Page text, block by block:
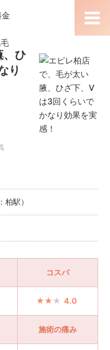
、ひ
り
柏駅）
コスパ
4.0
施術の痛み